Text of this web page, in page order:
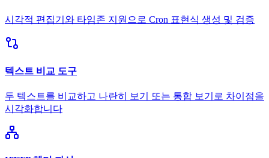
시각적 편집기와 타임존 지원으로 Cron 표현식 생성 및 검증
텍스트 비교 도구
두 텍스트를 비교하고 나란히 보기 또는 통합 보기로 차이점을
시각화합니다